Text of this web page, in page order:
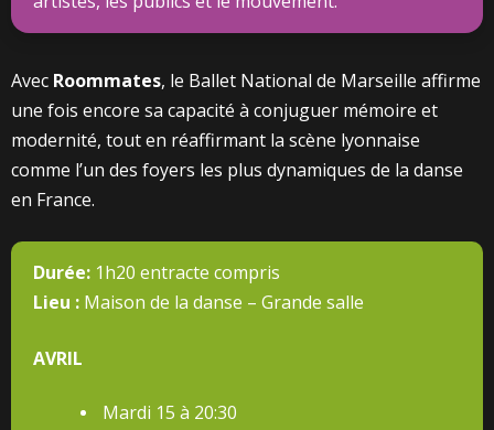
Avec Roommates, le Ballet National de Marseille affirme
une fois encore sa capacité à conjuguer mémoire et
modernité, tout en réaffirmant la scène lyonnaise
comme l’un des foyers les plus dynamiques de la danse
en France.
Durée: 1h20 entracte compris
Lieu : Maison de la danse – Grande salle
AVRIL
Mardi 15 à 20:30